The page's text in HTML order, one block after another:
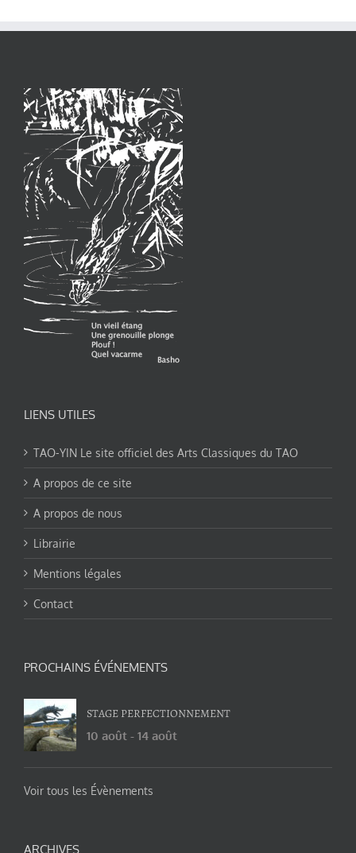
LIENS UTILES
TAO-YIN Le site officiel des Arts Classiques du TAO
A propos de ce site
A propos de nous
Librairie
Mentions légales
Contact
PROCHAINS ÉVÉNEMENTS
STAGE PERFECTIONNEMENT
10 août - 14 août
Voir tous les Évènements
ARCHIVES